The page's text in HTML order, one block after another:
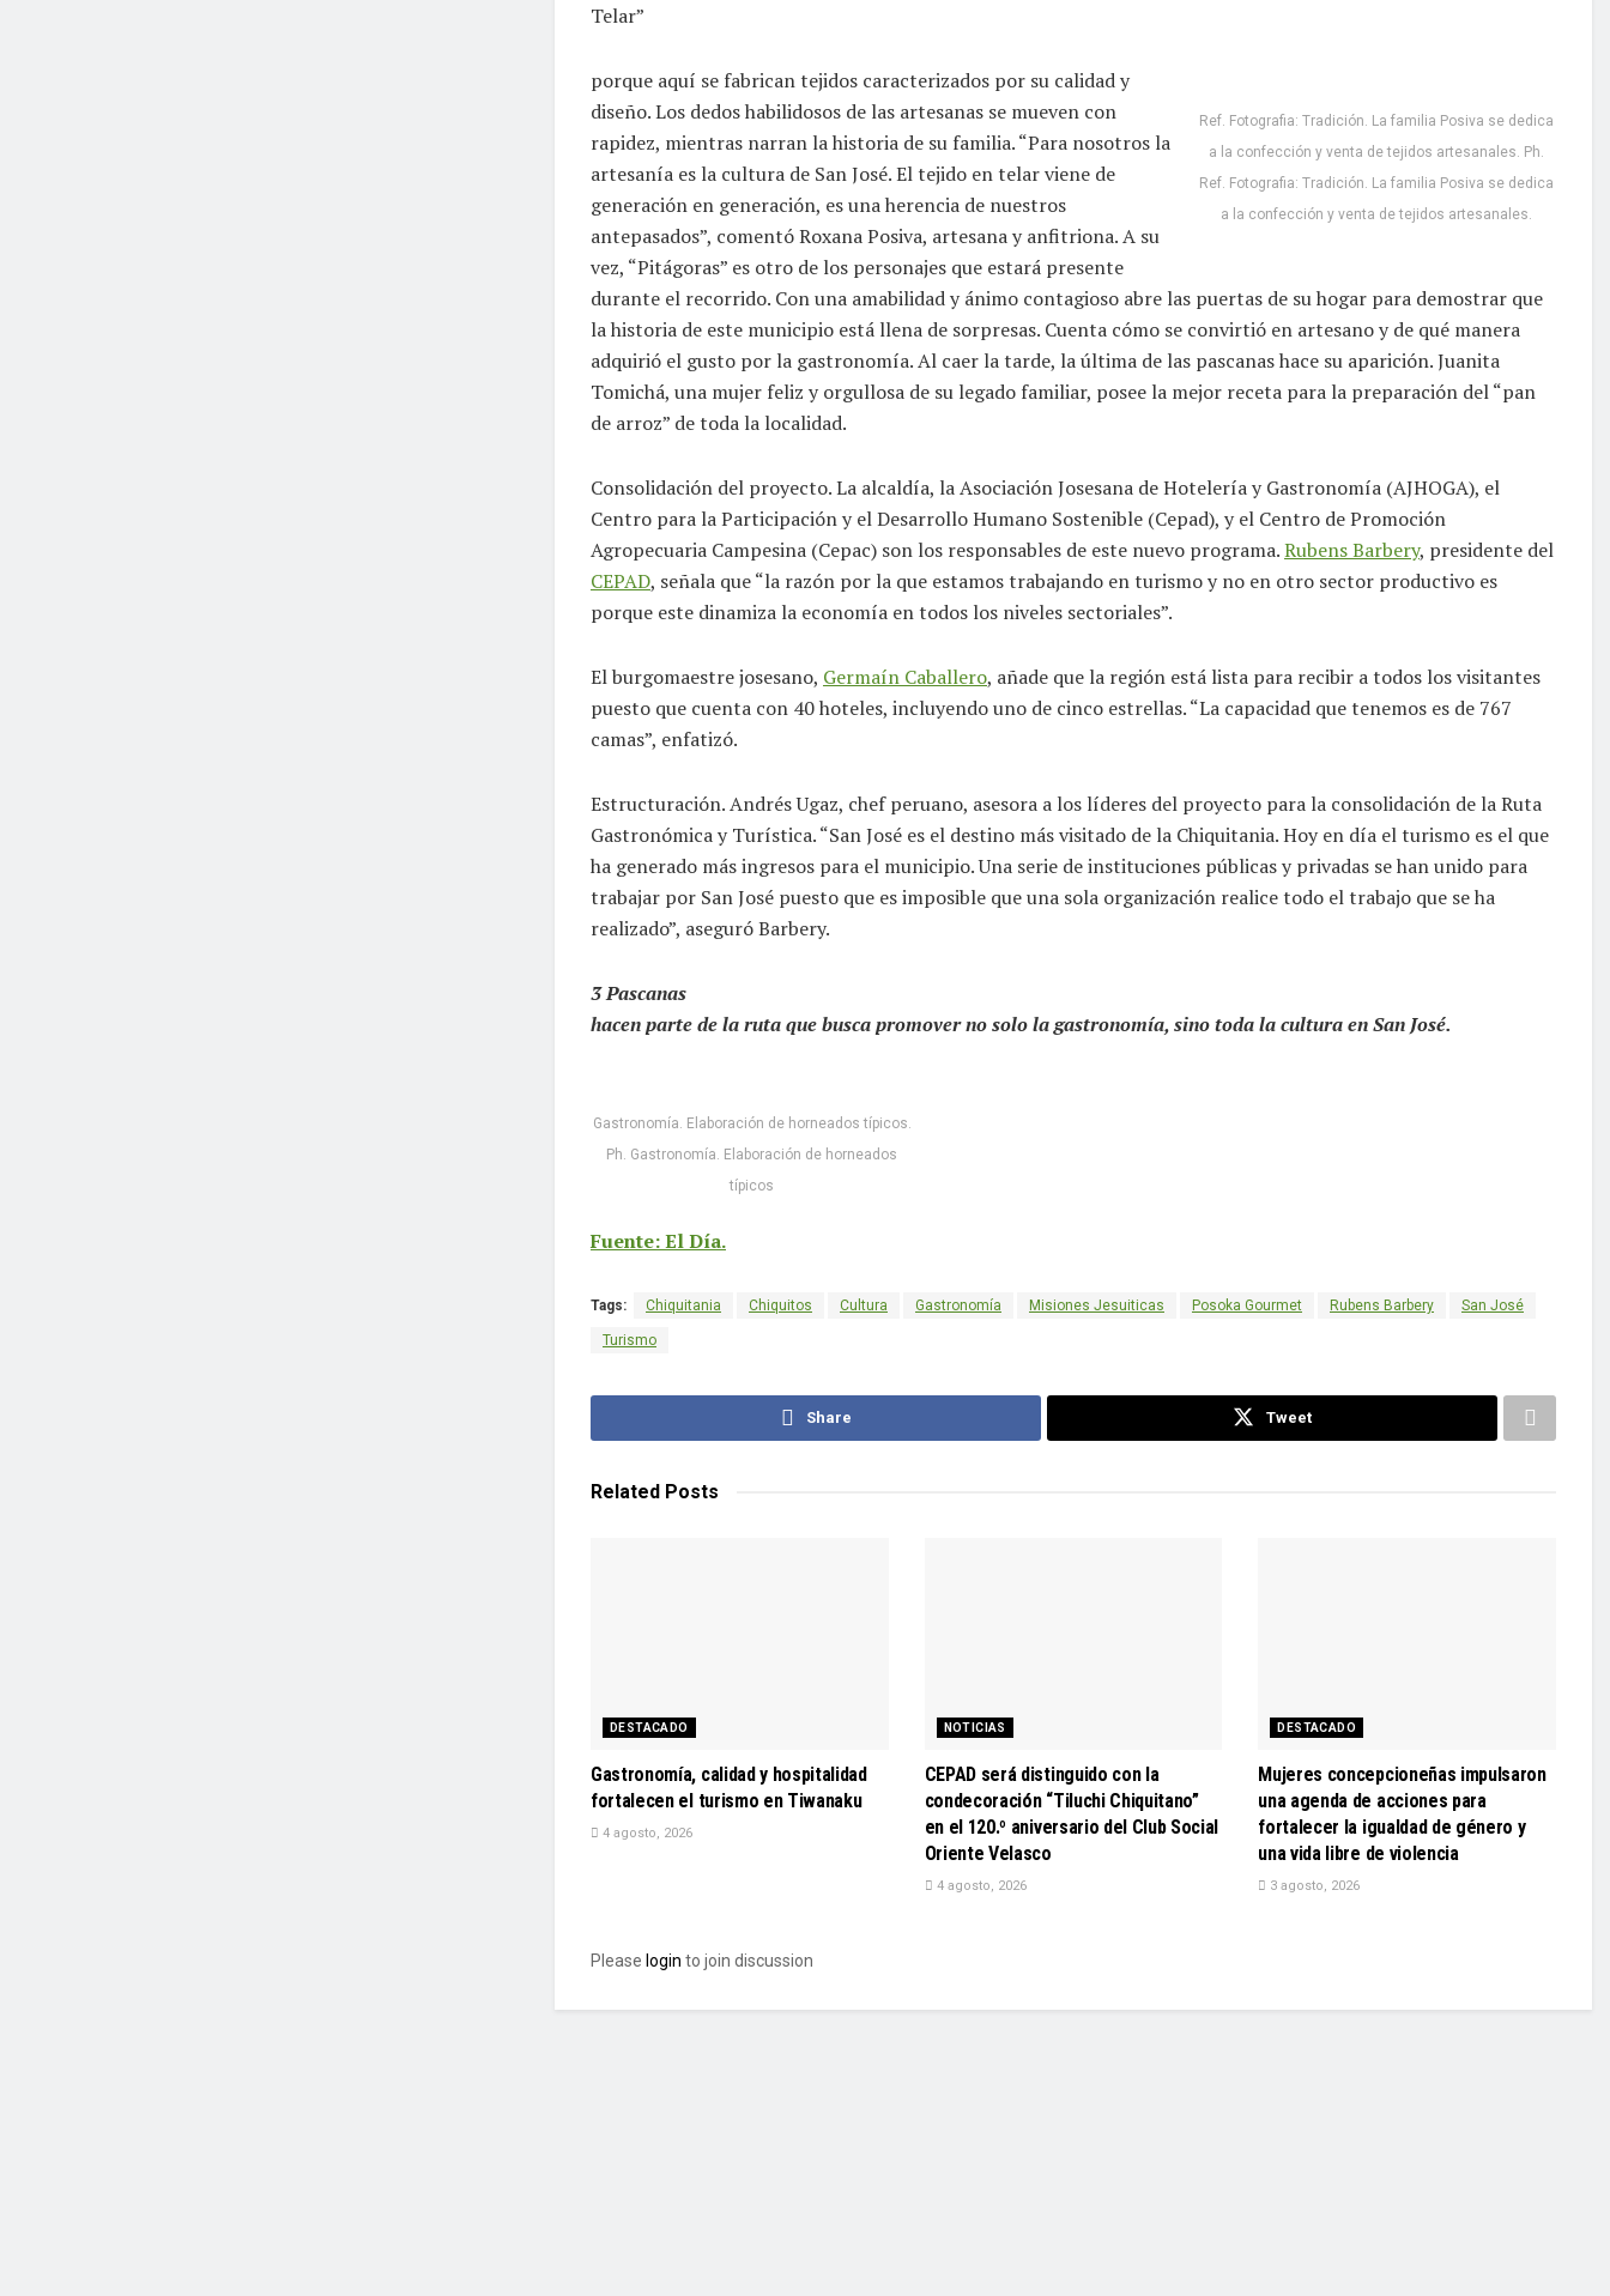
Telar”
Ref. Fotografia: Tradición. La familia Posiva se dedica
a la confección y venta de tejidos artesanales. Ph.
Ref. Fotografia: Tradición. La familia Posiva se dedica
a la confección y venta de tejidos artesanales.
porque aquí se fabrican tejidos caracterizados por su calidad y
diseño. Los dedos habilidosos de las artesanas se mueven con
rapidez, mientras narran la historia de su familia. “Para nosotros la
artesanía es la cultura de San José. El tejido en telar viene de
generación en generación, es una herencia de nuestros
antepasados”, comentó Roxana Posiva, artesana y anfitriona. A su
vez, “Pitágoras” es otro de los personajes que estará presente
durante el recorrido. Con una amabilidad y ánimo contagioso abre las puertas de su hogar para demostrar que
la historia de este municipio está llena de sorpresas. Cuenta cómo se convirtió en artesano y de qué manera
adquirió el gusto por la gastronomía. Al caer la tarde, la última de las pascanas hace su aparición. Juanita
Tomichá, una mujer feliz y orgullosa de su legado familiar, posee la mejor receta para la preparación del “pan
de arroz” de toda la localidad.
Consolidación del proyecto. La alcaldía, la Asociación Josesana de Hotelería y Gastronomía (AJHOGA), el
Centro para la Participación y el Desarrollo Humano Sostenible (Cepad), y el Centro de Promoción
Agropecuaria Campesina (Cepac) son los responsables de este nuevo programa.Rubens Barbery, presidente del
CEPAD, señala que “la razón por la que estamos trabajando en turismo y no en otro sector productivo es
porque este dinamiza la economía en todos los niveles sectoriales”.
El burgomaestre josesano, Germaín Caballero, añade que la región está lista para recibir a todos los visitantes
puesto que cuenta con 40 hoteles, incluyendo uno de cinco estrellas. “La capacidad que tenemos es de 767
camas”, enfatizó.
Estructuración. Andrés Ugaz, chef peruano, asesora a los líderes del proyecto para la consolidación de la Ruta
Gastronómica y Turística. “San José es el destino más visitado de la Chiquitania. Hoy en día el turismo es el que
ha generado más ingresos para el municipio. Una serie de instituciones públicas y privadas se han unido para
trabajar por San José puesto que es imposible que una sola organización realice todo el trabajo que se ha
realizado”, aseguró Barbery.
3 Pascanas
hacen parte de la ruta que busca promover no solo la gastronomía, sino toda la cultura en San José.
Gastronomía. Elaboración de horneados típicos.
Ph. Gastronomía. Elaboración de horneados
típicos
Fuente: El Día.
Tags: Chiquitania Chiquitos Cultura Gastronomía Misiones Jesuiticas Posoka Gourmet Rubens Barbery San José
Turismo
Share Tweet
Related Posts
DESTACADO
Gastronomía, calidad y hospitalidad
fortalecen el turismo en Tiwanaku
4 agosto, 2026
NOTICIAS
CEPAD será distinguido con la
condecoración “Tiluchi Chiquitano”
en el 120.º aniversario del Club Social
Oriente Velasco
4 agosto, 2026
DESTACADO
Mujeres concepcioneñas impulsaron
una agenda de acciones para
fortalecer la igualdad de género y
una vida libre de violencia
3 agosto, 2026
Please login to join discussion